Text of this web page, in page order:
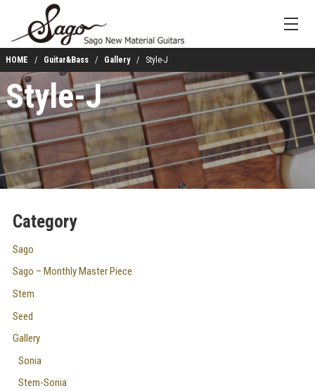
HOME Guitar&Bass Gallery Style-J
Style-J
Category
Sago
Sago – Monthly Master Piece
Stem
Seed
Gallery
Sonia
Stem-Sonia